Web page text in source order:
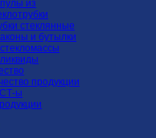
из
стеклянные
и бутылки
продукции
ы